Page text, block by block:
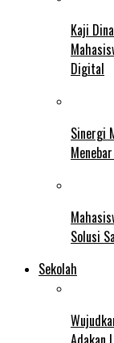
Kaji
Digital
Sinergi
Solusi
Sekolah